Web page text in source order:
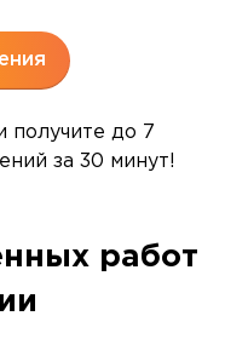
получите до 7
за 30 минут!
работ